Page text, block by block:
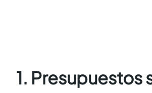
1. Presupuestos